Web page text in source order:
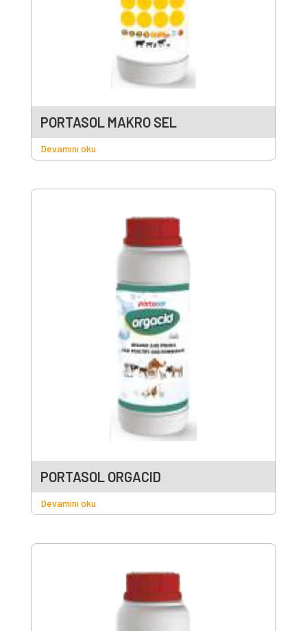
PORTASOL MAKRO SEL
Devamını oku
PORTASOL ORGACID
Devamını oku